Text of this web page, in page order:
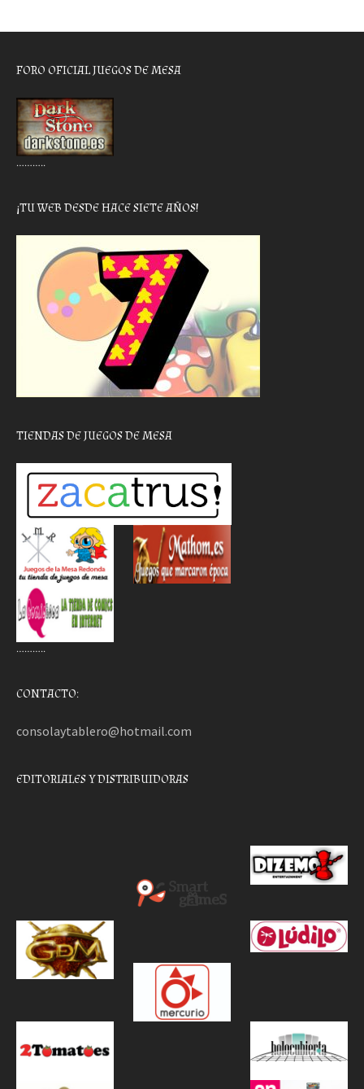
FORO OFICIAL JUEGOS DE MESA
………..
¡TU WEB DESDE HACE SIETE AÑOS!
TIENDAS DE JUEGOS DE MESA
………..
CONTACTO:
consolaytablero@hotmail.com
EDITORIALES Y DISTRIBUIDORAS